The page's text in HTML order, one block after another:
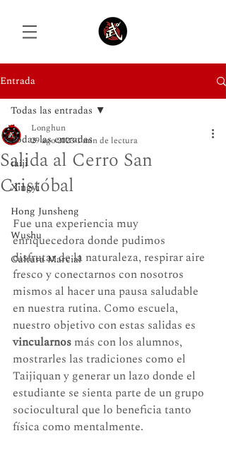
Entrada
Todas las entradas
taiji
Xingyi
Hong Junsheng
Wushu
Cultura Marcial
Todas las entradas
Salida al Cerro San
Cristóbal
Longhun
29 ago 20231 min de lectura
Fue una experiencia muy
enriquecedora donde pudimos
disfrutar de la naturaleza, respirar aire
fresco y conectarnos con nosotros
mismos al hacer una pausa saludable
en nuestra rutina. Como escuela,
nuestro objetivo con estas salidas es
vincularnos más con los alumnos,
mostrarles las tradiciones como el
Taijiquan y generar un lazo donde el
estudiante se sienta parte de un grupo
sociocultural que lo beneficia tanto
física como mentalmente.